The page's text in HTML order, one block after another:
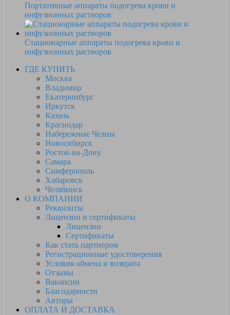
Портативные аппараты подогрева крови и
инфузионных растворов
Стационарные аппараты подогрева крови и
инфузионных растворов
ГДЕ КУПИТЬ
Москва
Владимир
Екатеринбург
Иркутск
Казань
Краснодар
Набережные Челны
Новосибирск
Ростов-на-Дону
Самара
Симферополь
Хабаровск
Челябинск
О КОМПАНИИ
Реквизиты
Лицензии и сертификаты
Лицензии
Сертификаты
Как стать партнером
Регистрационные удостоверения
Условия обмена и возврата
Отзывы
Вакансии
Благодарности
Авторы
ОПЛАТА И ДОСТАВКА